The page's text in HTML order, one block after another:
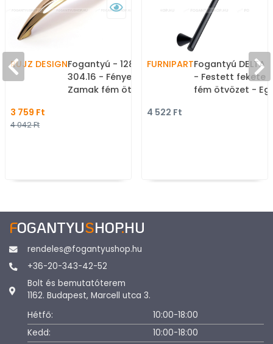
RUJZ DESIGNFogantyú - 128 mm -
304.16 - Fényes arany -
Zamak fém ötvözet -
3 759 Ft
4 042 Ft
FURNIPARTFogantyú DELTA
- Festett fekete
fém ötvözet -
4 522 Ft
FOGANTYUSHOP.HU
rendeles@fogantyushop.hu
+36-20-343-42-52
Bolt és bemutatóterem
1162. Budapest, Marcell utca 3.
Hétfő:
10:00-18:00
Kedd:
10:00-18:00